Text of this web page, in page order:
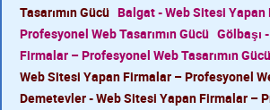
Tasarımın Gücü Balgat - Web Sitesi
Profesyonel Web Tasarımın Gücü Gölbaşı
Firmalar – Profesyonel Web Tasarımın Gücü
Web Sitesi Yapan Firmalar – Profesyonel
Demetevler - Web Sitesi Yapan Firmalar –